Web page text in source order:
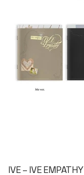
IVE – IVE EMPATHY